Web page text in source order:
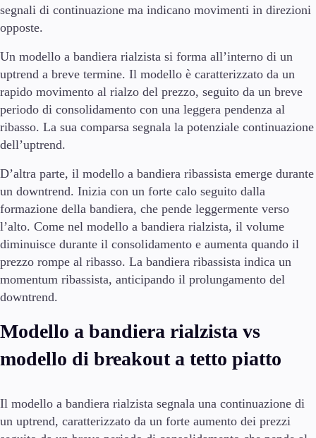
segnali di continuazione ma indicano movimenti in direzioni
opposte.
Un modello a bandiera rialzista si forma all’interno di un
uptrend a breve termine. Il modello è caratterizzato da un
rapido movimento al rialzo del prezzo, seguito da un breve
periodo di consolidamento con una leggera pendenza al
ribasso. La sua comparsa segnala la potenziale continuazione
dell’uptrend.
D’altra parte, il modello a bandiera ribassista emerge durante
un downtrend. Inizia con un forte calo seguito dalla
formazione della bandiera, che pende leggermente verso
l’alto. Come nel modello a bandiera rialzista, il volume
diminuisce durante il consolidamento e aumenta quando il
prezzo rompe al ribasso. La bandiera ribassista indica un
momentum ribassista, anticipando il prolungamento del
downtrend.
Modello a bandiera rialzista vs
modello di breakout a tetto piatto
Il modello a bandiera rialzista segnala una continuazione di
un uptrend, caratterizzato da un forte aumento dei prezzi